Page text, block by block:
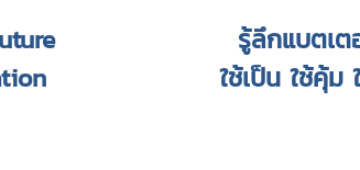
รู้ลึกแบตเต
ใช้เป็น ใช้คุ้ม